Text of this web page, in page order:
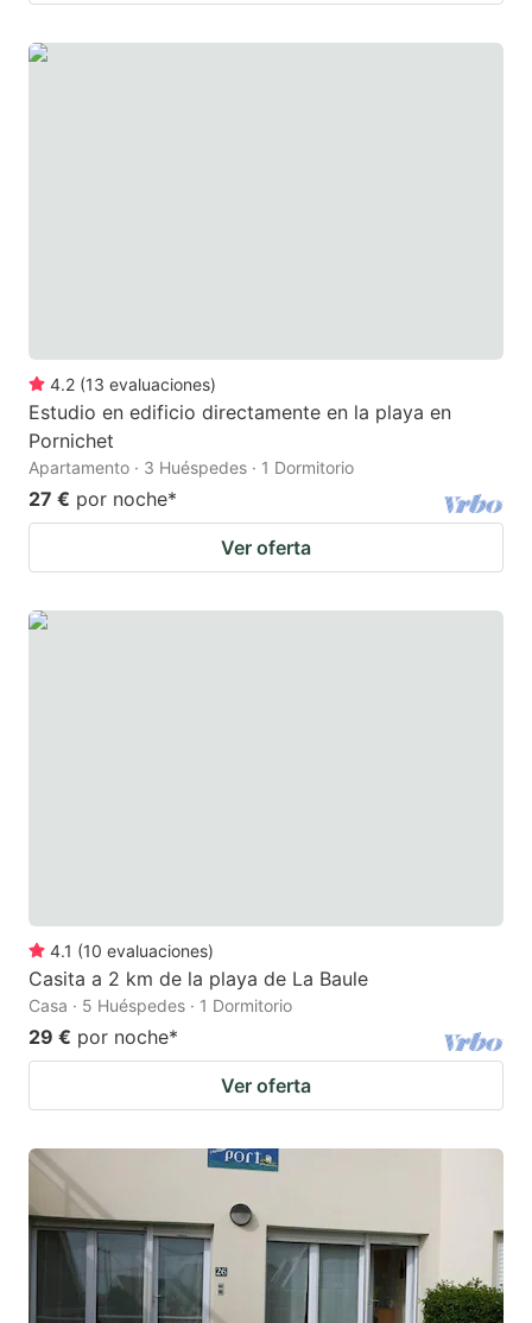
4.2 (13 evaluaciones)
Estudio en edificio directamente en la playa en
Pornichet
Apartamento · 3 Huéspedes · 1 Dormitorio
27 € por noche*
Ver oferta
4.1 (10 evaluaciones)
Casita a 2 km de la playa de La Baule
Casa · 5 Huéspedes · 1 Dormitorio
29 € por noche*
Ver oferta